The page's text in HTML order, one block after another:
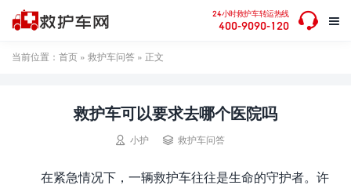

24小时救护车转运热线
400-9090-120 
当前位置： 首页 » 救护车问答 » 正文
救护车可以要求去哪个医院吗
 小护  救护车问答
在紧急情况下，一辆救护车往往是生命的守护者。许